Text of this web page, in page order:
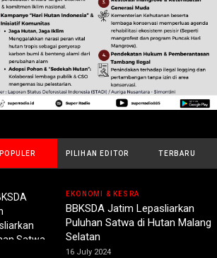
POPULER PILIHAN EDITOR TERBARU
EKONOMI & KESRA
BBKSDA Jatim Lepasliarkan
Puluhan Satwa di Hutan Malang
Selatan
16 July 2024